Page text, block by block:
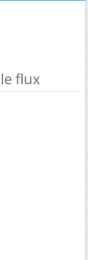
flux